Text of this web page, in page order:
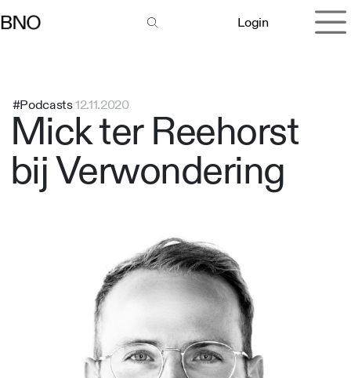
Login
#Podcasts12.11.2020
Mick ter Reehorst
bij Verwondering